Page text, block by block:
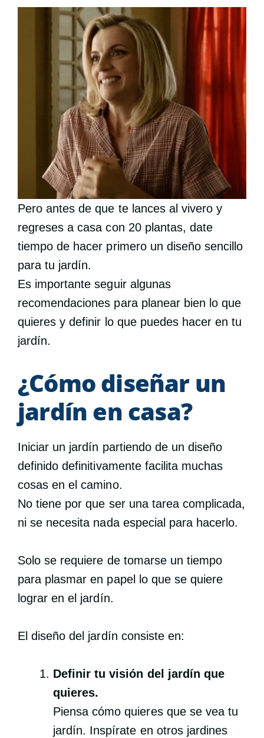
Pero antes de que te lances al vivero y
regreses a casa con 20 plantas, date
tiempo de hacer primero un diseño sencillo
para tu jardín.
Es importante seguir algunas
recomendaciones para planear bien lo que
quieres y definir lo que puedes hacer en tu
jardín.
¿Cómo diseñar un
jardín en casa?
Iniciar un jardín partiendo de un diseño
definido definitivamente facilita muchas
cosas en el camino.
No tiene por que ser una tarea complicada,
ni se necesita nada especial para hacerlo.
Solo se requiere de tomarse un tiempo
para plasmar en papel lo que se quiere
lograr en el jardín.
El diseño del jardín consiste en:
Definir tu visión del jardín que
quieres.
Piensa cómo quieres que se vea tu
jardín. Inspírate en otros jardines